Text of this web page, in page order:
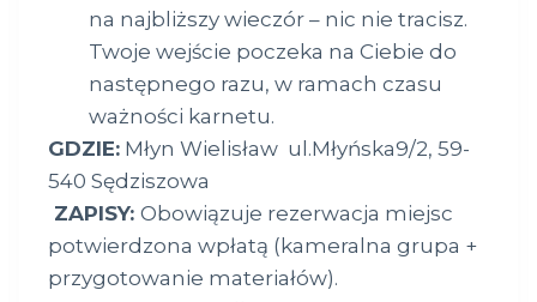
na najbliższy wieczór – nic nie tracisz.
Twoje wejście poczeka na Ciebie do
następnego razu, w ramach czasu
ważności karnetu.
GDZIE: Młyn Wielisław ul.Młyńska9/2, 59-
540 Sędziszowa
ZAPISY: Obowiązuje rezerwacja miejsc
potwierdzona wpłatą (kameralna grupa +
przygotowanie materiałów).